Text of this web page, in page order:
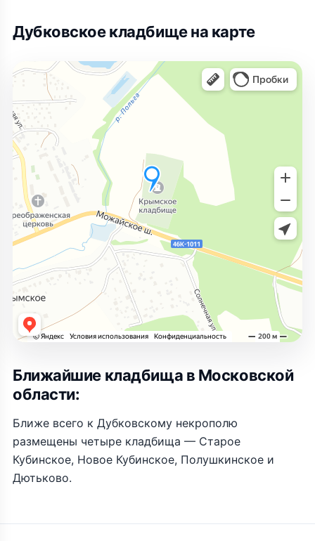
Дубковское кладбище на карте
Ближайшие кладбища в Московской
области:
Ближе всего к Дубковскому некрополю
размещены четыре кладбища — Старое
Кубинское, Новое Кубинское, Полушкинское и
Дютьково.